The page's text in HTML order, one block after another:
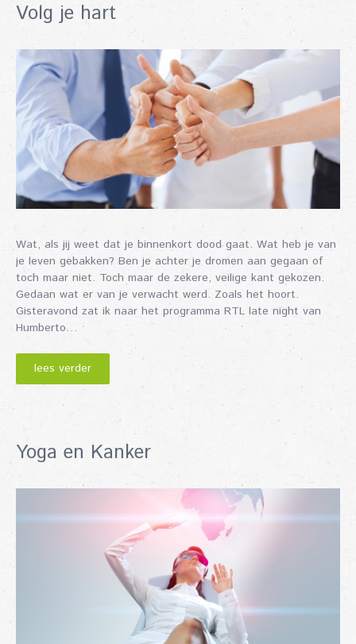
Volg je hart
Wat, als jij weet dat je binnenkort dood gaat. Wat heb je van
je leven gebakken? Ben je achter je dromen aan gegaan of
toch maar niet. Toch maar de zekere, veilige kant gekozen.
Gedaan wat er van je verwacht werd. Zoals het hoort.
Gisteravond zat ik naar het programma RTL late night van
Humberto…
lees verder
Yoga en Kanker